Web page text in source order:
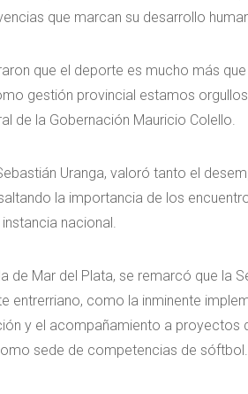
que marcan su desarrollo
que el deporte es mucho más
gestión provincial estamos
de la Gobernación Mauricio Colello.
Uranga, valoró tanto el
la importancia de los
nacional.
de Mar del Plata, se remarcó que la
entrerriano, como la inminente
y el acompañamiento a proyectos
sede de competencias de sóftbol.